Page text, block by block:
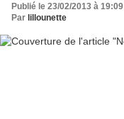
Publié le 23/02/2013 à 19:09
Par lillounette